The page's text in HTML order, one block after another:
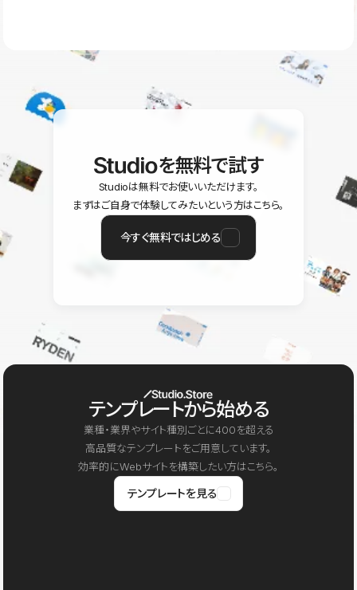
ユーザー同士で質問・相談できるコミュニティもご利用ください。
を無料で試す
Studioは無料でお使いいただけます。
まずはご自身で体験してみたいという方はこちら。
今すぐ無料ではじめる
テンプレートから始める
業種・業界やサイト種別ごとに400を超える
高品質なテンプレートをご用意しています。
効率的にWebサイトを構築したい方はこちら。
テンプレートを見る